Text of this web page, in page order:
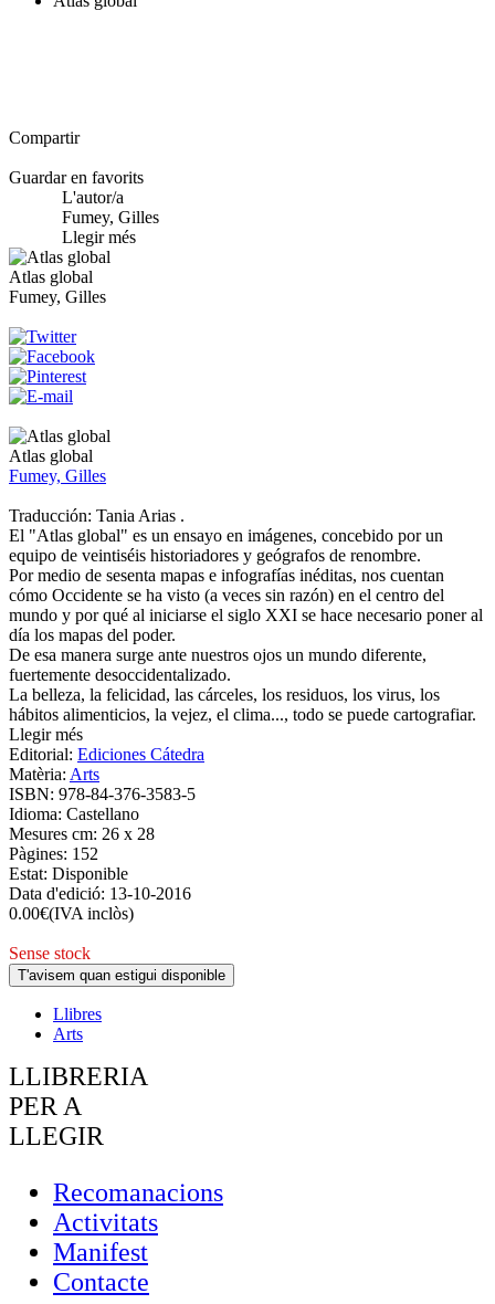
Compartir
Guardar en favorits
L'autor/a
Fumey, Gilles
Llegir més
Atlas global
Fumey, Gilles
Atlas global
Fumey, Gilles
Traducción: Tania Arias .
El "Atlas global" es un ensayo en imágenes, concebido por un
equipo de veintiséis historiadores y geógrafos de renombre.
Por medio de sesenta mapas e infografías inéditas, nos cuentan
cómo Occidente se ha visto (a veces sin razón) en el centro del
mundo y por qué al iniciarse el siglo XXI se hace necesario poner al
día los mapas del poder.
De esa manera surge ante nuestros ojos un mundo diferente,
fuertemente desoccidentalizado.
La belleza, la felicidad, las cárceles, los residuos, los virus, los
hábitos alimenticios, la vejez, el clima..., todo se puede cartografiar.
Llegir més
Editorial: Ediciones Cátedra
Matèria: Arts
ISBN: 978-84-376-3583-5
Idioma: Castellano
Mesures cm: 26 x 28
Pàgines: 152
Estat: Disponible
Data d'edició: 13-10-2016
0.00€(IVA inclòs)
Sense stock
T'avisem quan estigui disponible
Llibres
Arts
LLIBRERIA
PER A
LLEGIR
Recomanacions
Activitats
Manifest
Contacte